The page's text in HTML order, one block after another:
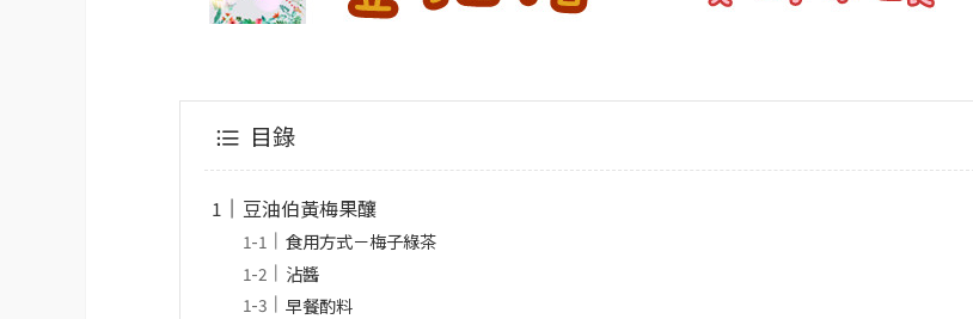
目錄
豆油伯黃梅果釀
食用方式－梅子綠茶
沾醬
早餐酌料